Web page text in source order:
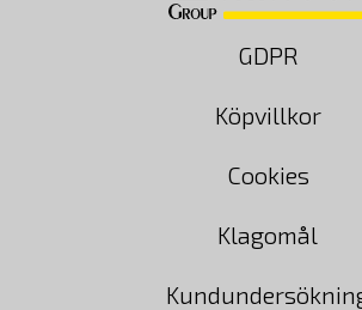
GDPR
Köpvillkor
Cookies
Klagomål